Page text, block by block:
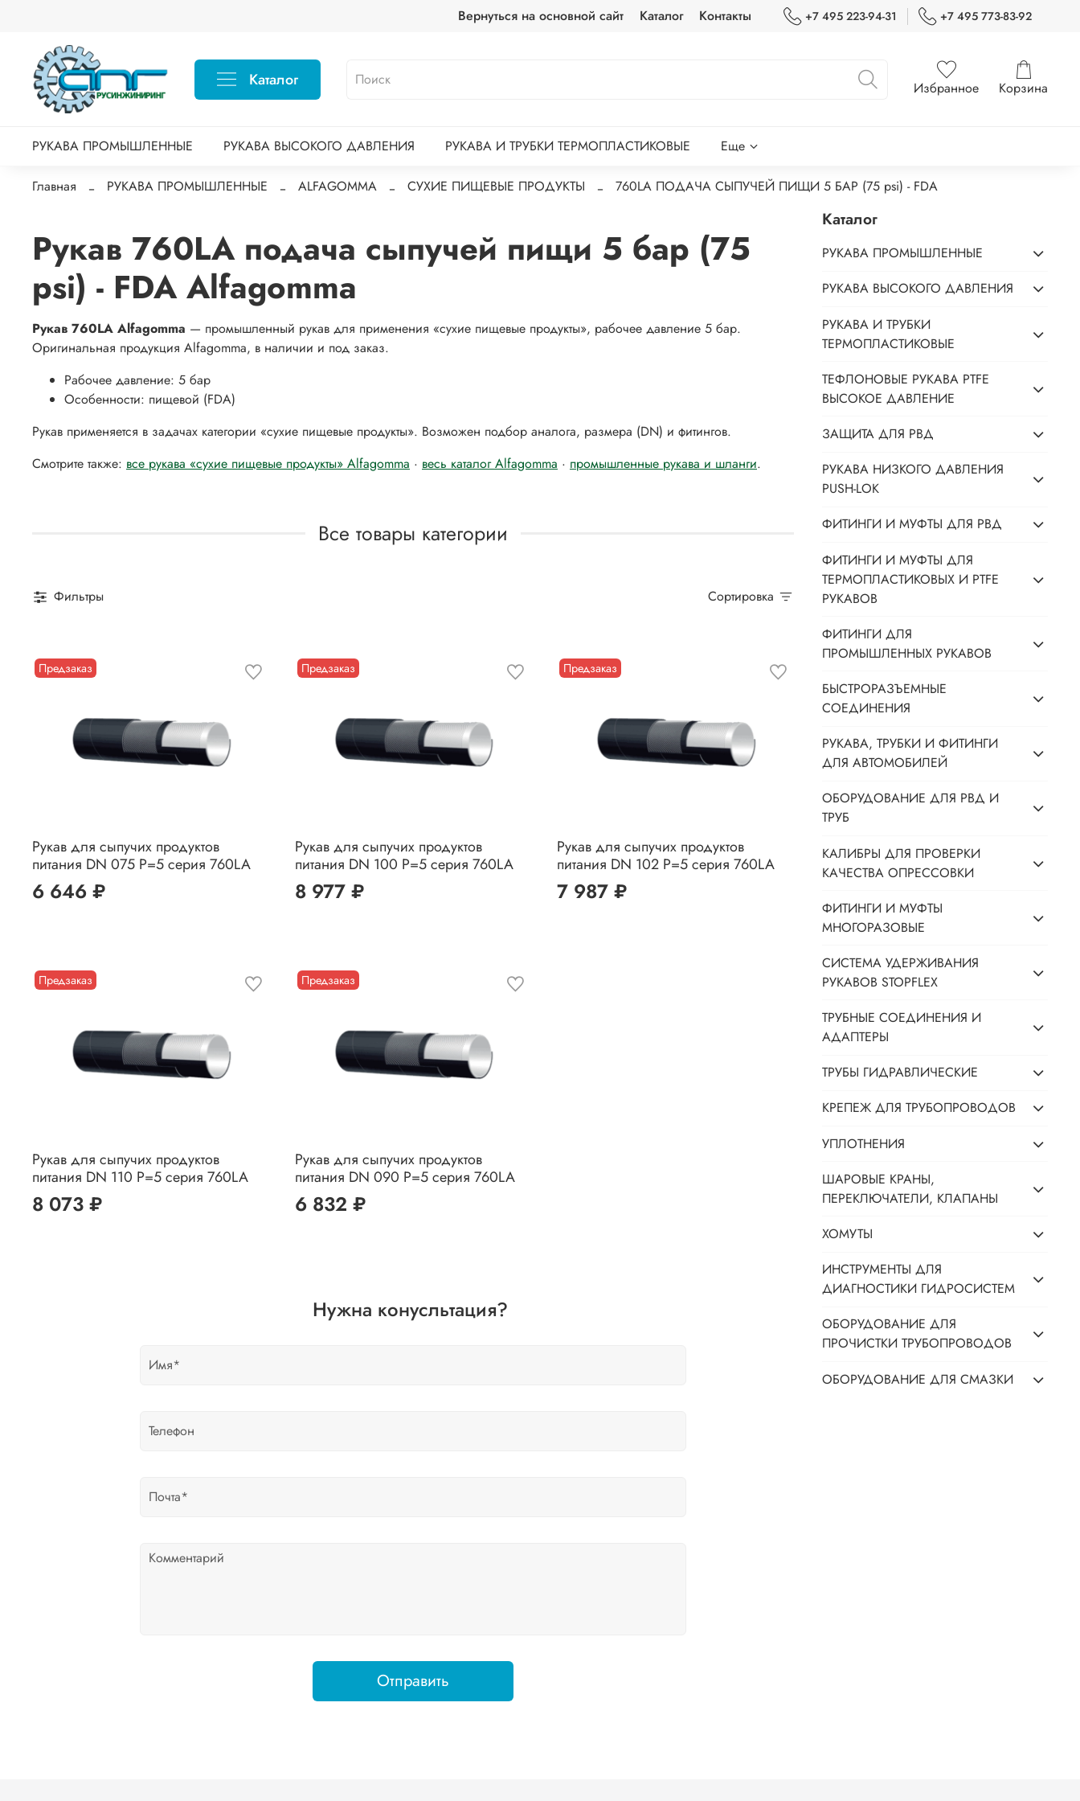
Вернуться на основной сайт Каталог Контакты +7 495 223-94-31 +7 495 773-83-92
Каталог Избранное Корзина
РУКАВА ПРОМЫШЛЕННЫЕ РУКАВА ВЫСОКОГО ДАВЛЕНИЯ РУКАВА И ТРУБКИ ТЕРМОПЛАСТИКОВЫЕ Еще
Главная РУКАВА ПРОМЫШЛЕННЫЕ ALFAGOMMA СУХИЕ ПИЩЕВЫЕ ПРОДУКТЫ 760LA ПОДАЧА СЫПУЧЕЙ ПИЩИ 5 БАР (75 psi) - FDA
Рукав 760LA подача сыпучей пищи 5 бар (75
psi) - FDA Alfagomma
Рукав 760LA Alfagomma — промышленный рукав для применения «сухие пищевые продукты», рабочее давление 5 бар.
Оригинальная продукция Alfagomma, в наличии и под заказ.
Рабочее давление: 5 бар
Особенности: пищевой (FDA)
Рукав применяется в задачах категории «сухие пищевые продукты». Возможен подбор аналога, размера (DN) и фитингов.
Смотрите также: все рукава «сухие пищевые продукты» Alfagomma · весь каталог Alfagomma · промышленные рукава и шланги.
Все товары категории
Фильтры Сортировка
Предзаказ
Рукав для сыпучих продуктов
питания DN 075 P=5 серия 760LA
6 646 ₽
Предзаказ
Рукав для сыпучих продуктов
питания DN 100 P=5 серия 760LA
8 977 ₽
Предзаказ
Рукав для сыпучих продуктов
питания DN 102 P=5 серия 760LA
7 987 ₽
Предзаказ
Рукав для сыпучих продуктов
питания DN 110 P=5 серия 760LA
8 073 ₽
Предзаказ
Рукав для сыпучих продуктов
питания DN 090 P=5 серия 760LA
6 832 ₽
Нужна конусльтация?
Отправить
Каталог
РУКАВА ПРОМЫШЛЕННЫЕ
РУКАВА ВЫСОКОГО ДАВЛЕНИЯ
РУКАВА И ТРУБКИ
ТЕРМОПЛАСТИКОВЫЕ
ТЕФЛОНОВЫЕ РУКАВА PTFE
ВЫСОКОЕ ДАВЛЕНИЕ
ЗАЩИТА ДЛЯ РВД
РУКАВА НИЗКОГО ДАВЛЕНИЯ
PUSH-LOK
ФИТИНГИ И МУФТЫ ДЛЯ РВД
ФИТИНГИ И МУФТЫ ДЛЯ
ТЕРМОПЛАСТИКОВЫХ И PTFE
РУКАВОВ
ФИТИНГИ ДЛЯ
ПРОМЫШЛЕННЫХ РУКАВОВ
БЫСТРОРАЗЪЕМНЫЕ
СОЕДИНЕНИЯ
РУКАВА, ТРУБКИ И ФИТИНГИ
ДЛЯ АВТОМОБИЛЕЙ
ОБОРУДОВАНИЕ ДЛЯ РВД И
ТРУБ
КАЛИБРЫ ДЛЯ ПРОВЕРКИ
КАЧЕСТВА ОПРЕССОВКИ
ФИТИНГИ И МУФТЫ
МНОГОРАЗОВЫЕ
СИСТЕМА УДЕРЖИВАНИЯ
РУКАВОВ STOPFLEX
ТРУБНЫЕ СОЕДИНЕНИЯ И
АДАПТЕРЫ
ТРУБЫ ГИДРАВЛИЧЕСКИЕ
КРЕПЕЖ ДЛЯ ТРУБОПРОВОДОВ
УПЛОТНЕНИЯ
ШАРОВЫЕ КРАНЫ,
ПЕРЕКЛЮЧАТЕЛИ, КЛАПАНЫ
ХОМУТЫ
ИНСТРУМЕНТЫ ДЛЯ
ДИАГНОСТИКИ ГИДРОСИСТЕМ
ОБОРУДОВАНИЕ ДЛЯ
ПРОЧИСТКИ ТРУБОПРОВОДОВ
ОБОРУДОВАНИЕ ДЛЯ СМАЗКИ